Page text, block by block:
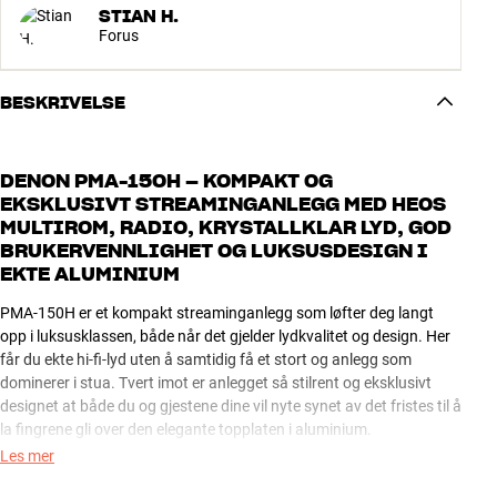
STIAN H.
Forus
BESKRIVELSE
DENON PMA-150H – KOMPAKT OG
EKSKLUSIVT STREAMINGANLEGG MED HEOS
MULTIROM, RADIO, KRYSTALLKLAR LYD, GOD
BRUKERVENNLIGHET OG LUKSUSDESIGN I
EKTE ALUMINIUM
PMA-150H er et kompakt streaminganlegg som løfter deg langt
opp i luksusklassen, både når det gjelder lydkvalitet og design. Her
får du ekte hi-fi-lyd uten å samtidig få et stort og anlegg som
dominerer i stua. Tvert imot er anlegget så stilrent og eksklusivt
designet at både du og gjestene dine vil nyte synet av det fristes til å
la fingrene gli over den elegante topplaten i aluminium.
Les mer